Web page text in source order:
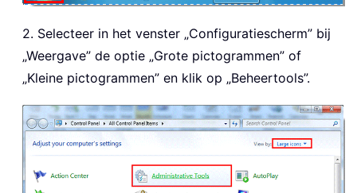
2. Selecteer in het venster „Configuratiescherm” bij
„Weergave” de optie „Grote pictogrammen” of
„Kleine pictogrammen” en klik op „Beheertools”.